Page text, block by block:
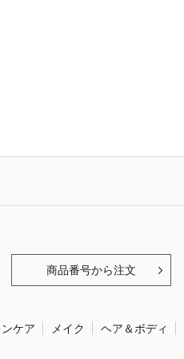
商品番号から注文
ケア メイク ヘア＆ボディ